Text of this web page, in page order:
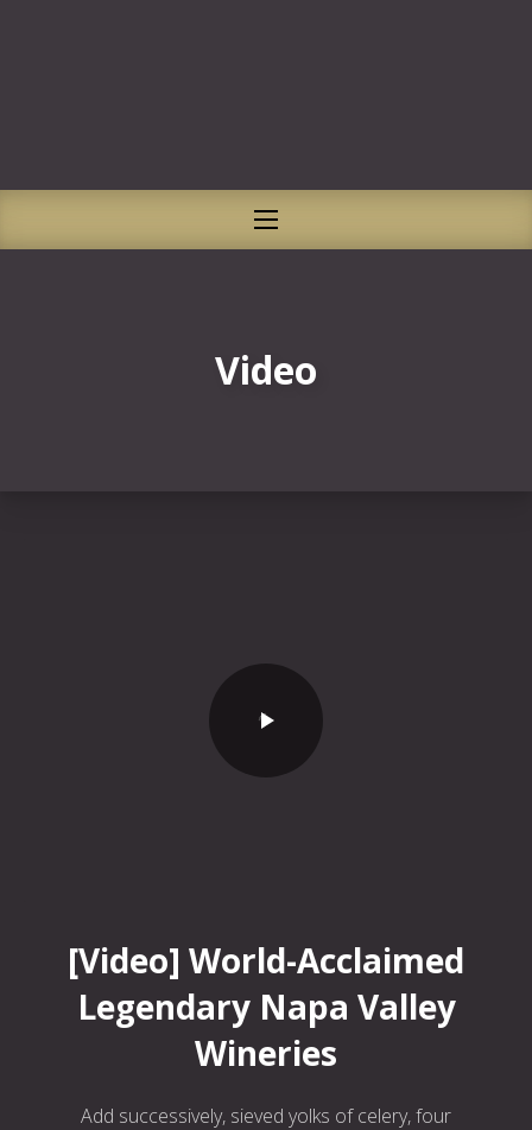
NAVIGATION
Video
[Video] World-Acclaimed
Legendary Napa Valley
Wineries
Add successively, sieved yolks of celery, four